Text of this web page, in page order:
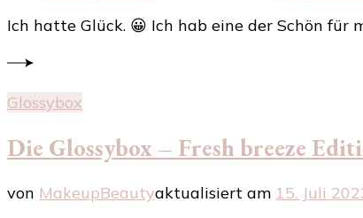
Ich hatte Glück. 😀 Ich hab eine der Schön für
Glossybox
Die Glossybox – Fresh breeze
von MakeupBeautyaktualisiert am 15. Juli